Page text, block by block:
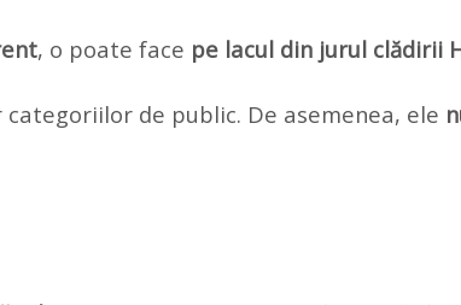
, o poate face pe lacul din jurul clădirii
de public. De asemenea, ele